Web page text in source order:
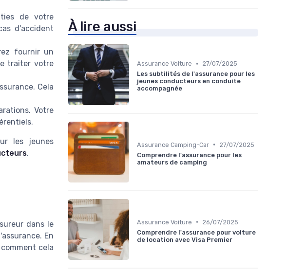
de votre
d'accident
fournir un
traiter votre
Cela
Votre
les jeunes
.
dans le
En
cela
À lire aussi
Assurance Voiture •
27/07/2025
Les subtilités de l'assurance pour les
jeunes conducteurs en conduite
accompagnée
Assurance Camping-Car •
27/07/2025
Comprendre l'assurance pour les
amateurs de camping
Assurance Voiture •
26/07/2025
Comprendre l'assurance pour voiture
de location avec Visa Premier